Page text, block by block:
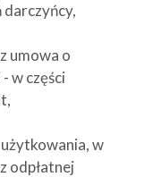
umowa o
w części
w
odpłatnej